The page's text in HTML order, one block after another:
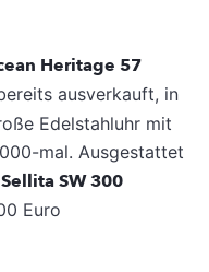
Heritage 57
ausverkauft, in
Edelstahluhr mit
mal. Ausgestattet
Sellita SW 300
Euro